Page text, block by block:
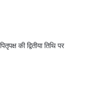
की द्वितीया तिथि पर